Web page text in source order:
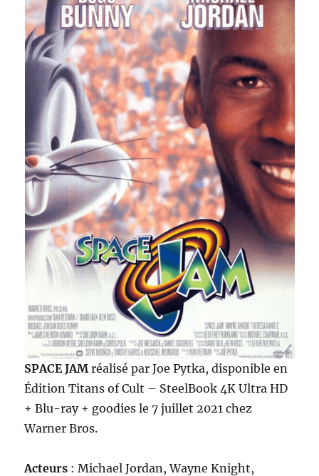
SPACE JAMréalisé par Joe Pytka, disponible en
Édition Titans of Cult – SteelBook 4K Ultra HD
+ Blu-ray + goodies le 7 juillet 2021 chez
Warner Bros.
Acteurs : Michael Jordan, Wayne Knight,